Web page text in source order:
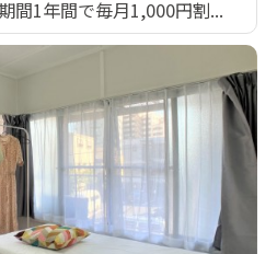
1年間で毎月1,000円割...